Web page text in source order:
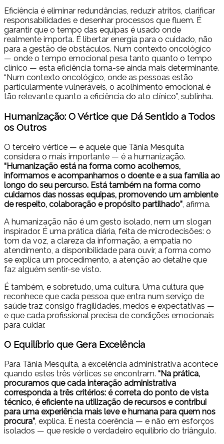
Eficiência é eliminar redundâncias, reduzir atritos, clarificar
responsabilidades e desenhar processos que fluem. É
garantir que o tempo das equipas é usado onde
realmente importa. É libertar energia para o cuidado, não
para a gestão de obstáculos. Num contexto oncológico
— onde o tempo emocional pesa tanto quanto o tempo
clínico — esta eficiência torna-se ainda mais determinante.
“Num contexto oncológico, onde as pessoas estão
particularmente vulneráveis, o acolhimento emocional é
tão relevante quanto a eficiência do ato clínico”, sublinha.
Humanização: O Vértice que Dá Sentido a Todos
os Outros
O terceiro vértice — e aquele que Tânia Mesquita
considera o mais importante — é a humanização.
“Humanização está na forma como acolhemos,
informamos e acompanhamos o doente e a sua família ao
longo do seu percurso. Está também na forma como
cuidamos das nossas equipas, promovendo um ambiente
de respeito, colaboração e propósito partilhado” , afirma.
A humanização não é um gesto isolado, nem um slogan
inspirador. É uma prática diária, feita de microdecisões: o
tom da voz, a clareza da informação, a empatia no
atendimento, a disponibilidade para ouvir, a forma como
se explica um procedimento, a atenção ao detalhe que
faz alguém sentir-se visto.
É também, e sobretudo, uma cultura. Uma cultura que
reconhece que cada pessoa que entra num serviço de
saúde traz consigo fragilidades, medos e expectativas —
e que cada profissional precisa de condições emocionais
para cuidar.
O Equilíbrio que Gera Excelência
Para Tânia Mesquita, a excelência administrativa acontece
quando estes três vértices se encontram. “Na prática,
procuramos que cada interação administrativa
corresponda a três critérios: é correta do ponto de vista
técnico, é eficiente na utilização de recursos e contribui
para uma experiência mais leve e humana para quem nos
procura”, explica. É nesta coerência — e não em esforços
isolados — que reside o verdadeiro equilíbrio do triângulo.